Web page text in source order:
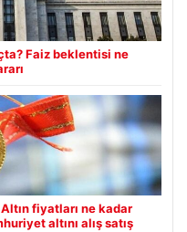
Faiz beklentisi ne
fiyatları ne kadar
altını alış satış